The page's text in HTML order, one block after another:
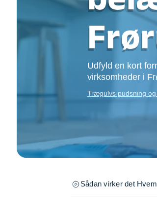
Udfyld en kort
virksomheder i
Trægulvs pudsning
Sådan virker det